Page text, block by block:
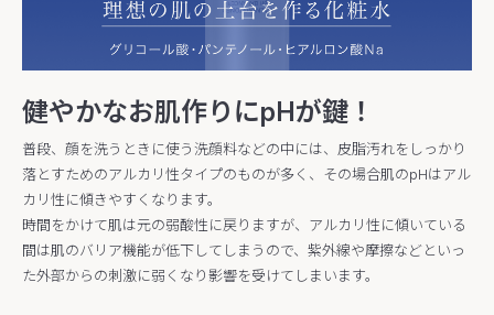
健やかなお肌作りにpHが鍵！
普段、顔を洗うときに使う洗顔料などの中には、皮脂汚れをしっかり
落とすためのアルカリ性タイプのものが多く、その場合肌のpHはアル
カリ性に傾きやすくなります。
時間をかけて肌は元の弱酸性に戻りますが、アルカリ性に傾いている
間は肌のバリア機能が低下してしまうので、紫外線や摩擦などといっ
た外部からの刺激に弱くなり影響を受けてしまいます。